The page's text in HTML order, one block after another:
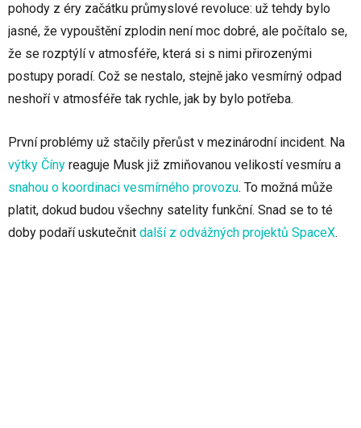
pohody z éry začátku průmyslové revoluce: už tehdy bylo
jasné, že vypouštění zplodin není moc dobré, ale počítalo se,
že se rozptýlí v atmosféře, která si s nimi přirozenými
postupy poradí. Což se nestalo, stejně jako vesmírný odpad
neshoří v atmosféře tak rychle, jak by bylo potřeba.
První problémy už stačily přerůst v mezinárodní incident. Na
výtky Číny reaguje Musk již zmiňovanou velikostí vesmíru a
snahou o koordinaci vesmírného provozu. To možná může
platit, dokud budou všechny satelity funkční. Snad se to té
doby podaří uskutečnit další z odvážných projektů SpaceX.